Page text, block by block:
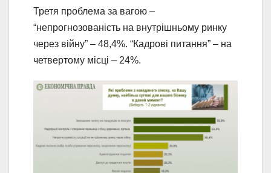
Третя проблема за вагою –
“непрогнозованість на внутрішньому ринку
через війну” – 48,4%. “Кадрові питання” – на
четвертому місці – 24%.